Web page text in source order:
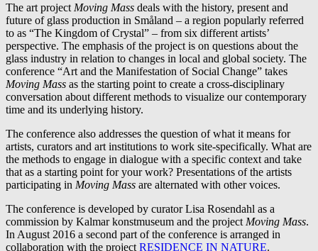
The art project Moving Mass deals with the history, present and
future of glass production in Småland – a region popularly referred
to as “The Kingdom of Crystal” – from six different artists’
perspective. The emphasis of the project is on questions about the
glass industry in relation to changes in local and global society. The
conference “Art and the Manifestation of Social Change” takes
Moving Mass as the starting point to create a cross-disciplinary
conversation about different methods to visualize our contemporary
time and its underlying history.
The conference also addresses the question of what it means for
artists, curators and art institutions to work site-specifically. What are
the methods to engage in dialogue with a specific context and take
that as a starting point for your work? Presentations of the artists
participating in Moving Mass are alternated with other voices.
The conference is developed by curator Lisa Rosendahl as a
commission by Kalmar konstmuseum and the project Moving Mass.
In August 2016 a second part of the conference is arranged in
collaboration with the project RESIDENCE IN NATURE.